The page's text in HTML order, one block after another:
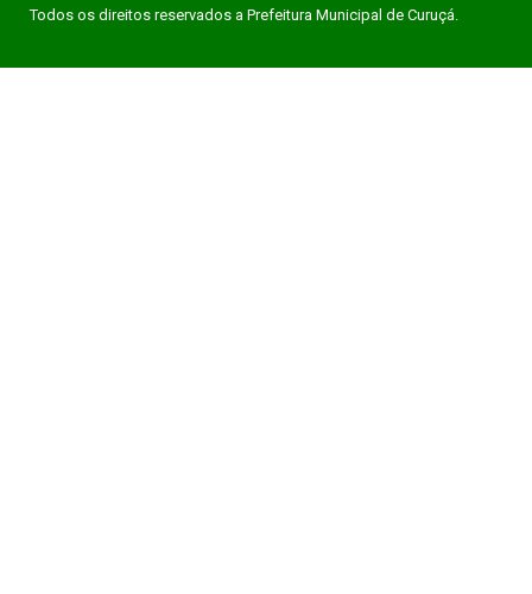
Todos os direitos reservados a Prefeitura Municipal de Curuçá.